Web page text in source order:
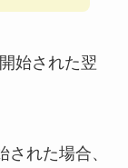
始された翌
れた場合、